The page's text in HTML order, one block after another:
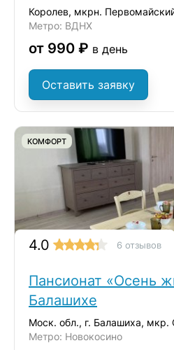
Метро: ВДНХ
от 990 ₽ в день
Оставить заявку
КОМФОРТ
4.0 6 отзывов
Пансионат «Осень
Балашихе
Метро: Новокосино